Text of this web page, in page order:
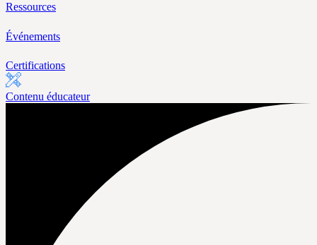
Ressources
Événements
Certifications
Contenu éducateur